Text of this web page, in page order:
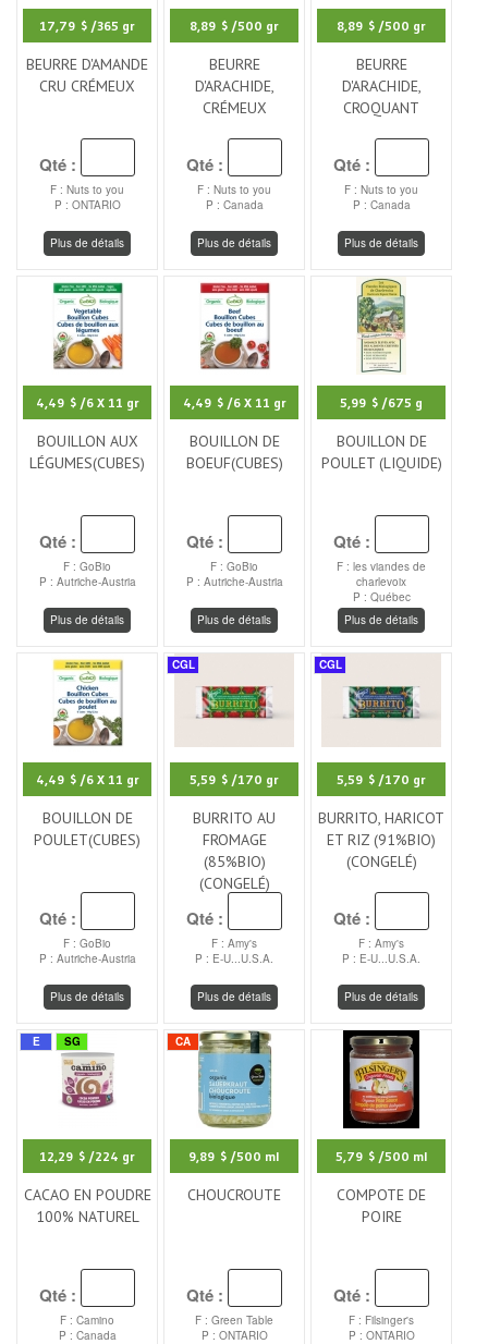
17,79 $ /365 gr
BEURRE D'AMANDE
CRU CRÉMEUX
Qté :
F : Nuts to you
P : ONTARIO
Plus de détails
8,89 $ /500 gr
BEURRE
D'ARACHIDE,
CRÉMEUX
Qté :
F : Nuts to you
P : Canada
Plus de détails
8,89 $ /500 gr
BEURRE
D'ARACHIDE,
CROQUANT
Qté :
F : Nuts to you
P : Canada
Plus de détails
4,49 $ /6 X 11 gr
BOUILLON AUX
LÉGUMES(CUBES)
Qté :
F : GoBio
P : Autriche-Austria
Plus de détails
4,49 $ /6 X 11 gr
BOUILLON DE
BOEUF(CUBES)
Qté :
F : GoBio
P : Autriche-Austria
Plus de détails
5,99 $ /675 g
BOUILLON DE
POULET (LIQUIDE)
Qté :
F : les viandes de
charlevoix
P : Québec
Plus de détails
4,49 $ /6 X 11 gr
BOUILLON DE
POULET(CUBES)
Qté :
F : GoBio
P : Autriche-Austria
Plus de détails
CGL
5,59 $ /170 gr
BURRITO AU
FROMAGE
(85%BIO)
(CONGELÉ)
Qté :
F : Amy's
P : E-U...U.S.A.
Plus de détails
CGL
5,59 $ /170 gr
BURRITO, HARICOT
ET RIZ (91%BIO)
(CONGELÉ)
Qté :
F : Amy's
P : E-U...U.S.A.
Plus de détails
E SG
12,29 $ /224 gr
CACAO EN POUDRE
100% NATUREL
Qté :
F : Camino
P : Canada
CA
9,89 $ /500 ml
CHOUCROUTE
Qté :
F : Green Table
P : ONTARIO
5,79 $ /500 ml
COMPOTE DE
POIRE
Qté :
F : Filsinger's
P : ONTARIO